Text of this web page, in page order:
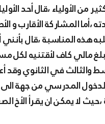
من الأولياء ،قال أحد
،أما المشاركة الأقارب
هذه المناسبة ،قال
مالي كاف لأقتنيه لكل
والثالث في الثانوي وقد
المدرسي من جهة الى
لا يمكن ان يقرأ الأخ